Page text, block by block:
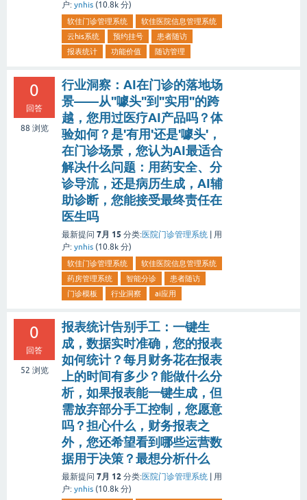
户: ynhis (10.8k 分)
软佳门诊管理系统
软佳医院信息管理系统
云his系统
预约挂号
患者随访
报表统计
功能价值 随访管理
0
回答
88 浏览
行业洞察：AI在门诊的落地场
景——从"噱头"到"实用"的跨
越，您用过医疗AI产品吗？体
验如何？是'有用'还是'噱头'，
在门诊场景，您认为AI最适合
解决什么问题：用药安全、分
诊导流，还是病历生成，AI辅
助诊断，您能接受最终责任在
医生吗
最新提问 7月 15 分类:医院门诊管理系统 | 用
户: ynhis (10.8k 分)
软佳门诊管理系统
软佳医院信息管理系统
药房管理系统
智能分诊
患者随访
门诊模板
行业洞察 ai应用
0
回答
52 浏览
报表统计告别手工：一键生
成，数据实时准确，您的报表
如何统计？每月财务花在报表
上的时间有多少？能做什么分
析，如果报表能一键生成，但
需放弃部分手工控制，您愿意
吗？担心什么，财务报表之
外，您还希望看到哪些运营数
据用于决策？最想分析什么
最新提问 7月 12 分类:医院门诊管理系统 | 用
户: ynhis (10.8k 分)